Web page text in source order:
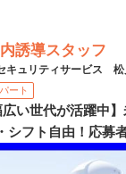
誘導スタッフ
キュリティサービス 松
パート
広い世代が活躍中
シフト自由！応募